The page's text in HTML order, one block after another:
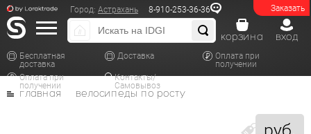
Заказать
Город: Астрахань 8-910-253-36-36
Бесплатная
доставка
Доставка
Оплата при
получении
Оплата при
получении
Контакты/
Самовывоз
вход
корзина
главная велосипеды по росту